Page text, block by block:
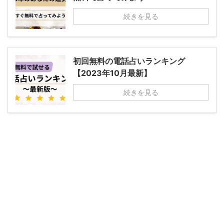
続きを見る
初回無料の電話占いランキング
【2023年10月最新】
続きを見る